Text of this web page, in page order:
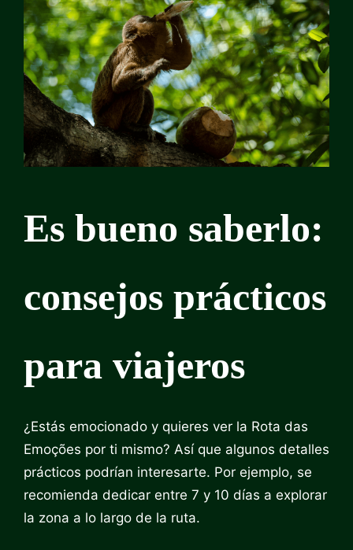
Es bueno saberlo:
consejos prácticos
para viajeros
¿Estás emocionado y quieres ver la Rota das
Emoções por ti mismo? Así que algunos detalles
prácticos podrían interesarte. Por ejemplo, se
recomienda dedicar entre 7 y 10 días a explorar
la zona a lo largo de la ruta.